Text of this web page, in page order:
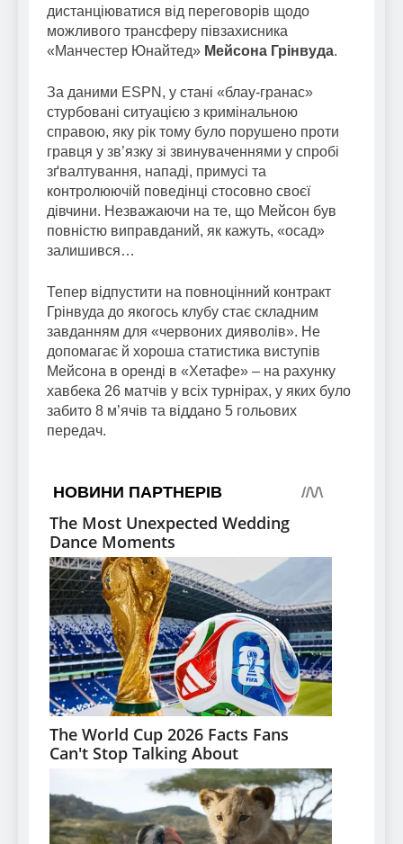
дистанціюватися від переговорів щодо
можливого трансферу півзахисника
«Манчестер Юнайтед» Мейсона Грінвуда.
За даними ESPN, у стані «блау-гранас»
стурбовані ситуацією з кримінальною
справою, яку рік тому було порушено проти
гравця у зв’язку зі звинуваченнями у спробі
зґвалтування, нападі, примусі та
контролюючій поведінці стосовно своєї
дівчини. Незважаючи на те, що Мейсон був
повністю виправданий, як кажуть, «осад»
залишився…
Тепер відпустити на повноцінний контракт
Грінвуда до якогось клубу стає складним
завданням для «червоних дияволів». Не
допомагає й хороша статистика виступів
Мейсона в оренді в «Хетафе» – на рахунку
хавбека 26 матчів у всіх турнірах, у яких було
забито 8 м’ячів та віддано 5 гольових
передач.